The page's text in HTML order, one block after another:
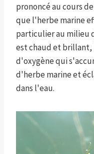
prononcé au cours
que l'herbe marine
particulier au milieu
est chaud et
d'oxygène qui
d'herbe marine et
dans l'eau.